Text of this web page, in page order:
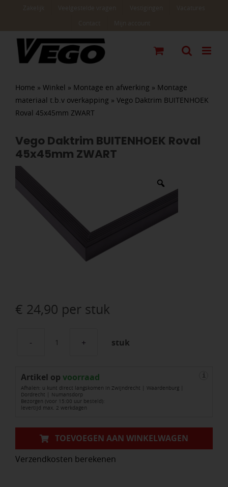
Home » Winkel » Montage en afwerking » Montage
materiaal t.b.v overkapping » Vego Daktrim BUITENHOEK
Roval 45x45mm ZWART
Vego Daktrim BUITENHOEK Roval
45x45mm ZWART
€ 24,90 per stuk
Vego
BUITENHOEK
Roval
45x45mm
aantal
stuk
Artikel op voorraad
Afhalen: u kunt direct langskomen in Zwijndrecht | Waardenburg |
Dordrecht | Numansdorp
Bezorgen (voor 15:00 uur besteld):
levertijd max. 2 werkdagen
i
TOEVOEGEN AAN WINKELWAGEN
Verzendkosten berekenen